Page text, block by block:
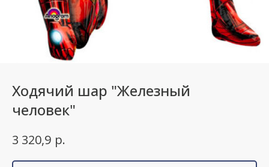
Ходячий шар "Железный
человек"
3 320,9 р.